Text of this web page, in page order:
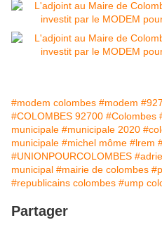
#modem colombes #modem
#COLOMBES 92700 #Colombes
municipale #municipale 2020
municipale #michel môme #lrem
#UNIONPOURCOLOMBES
municipal #mairie de colombes
#republicains colombes #ump
Partager